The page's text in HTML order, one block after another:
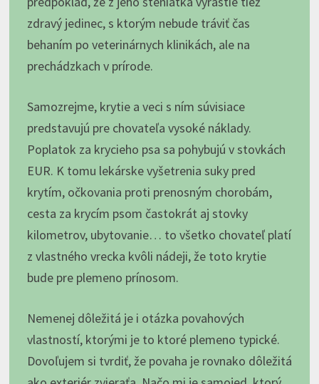
zdravý jedinec, s ktorým nebude tráviť čas
behaním po veterinárnych klinikách, ale na
prechádzkach v prírode.
Samozrejme, krytie a veci s ním súvisiace
predstavujú pre chovateľa vysoké náklady.
Poplatok za krycieho psa sa pohybujú v stovkách
EUR. K tomu lekárske vyšetrenia suky pred
krytím, očkovania proti prenosným chorobám,
cesta za krycím psom častokrát aj stovky
kilometrov, ubytovanie… to všetko chovateľ platí
z vlastného vrecka kvôli nádeji, že toto krytie
bude pre plemeno prínosom.
Nemenej dôležitá je i otázka povahových
vlastností, ktorými je to ktoré plemeno typické.
Dovoľujem si tvrdiť, že povaha je rovnako dôležitá